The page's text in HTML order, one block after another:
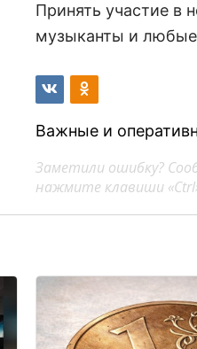
Принять участие в
музыканты и
Важные и
Заметили ошибку?
нажмите клавиши